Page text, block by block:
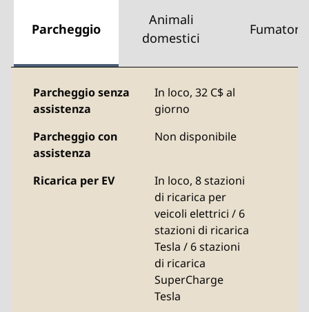
Parcheggio
Animali
domestici
Fumatori
Parcheggio senza
assistenza
In loco, 32 C$ al
giorno
Parcheggio con
assistenza
Non disponibile
Ricarica per EV In loco, 8 stazioni
di ricarica per
veicoli elettrici / 6
stazioni di ricarica
Tesla / 6 stazioni
di ricarica
SuperCharge
Tesla